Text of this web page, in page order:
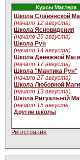
Курсы Мастера
Школа Славянской
(начало 12 августа)
Школа Ясновидения
(начало 29 августа)
Школа Рун
(начало 14 августа)
Школа Денежной
(начало 17 августа)
Школа "Мантика Рун"
(начало 27 августа)
Школа Любовной
(начало 13 августа)
Школа Ритуальной
(начало 15 августа
Другие школы
Регистрация